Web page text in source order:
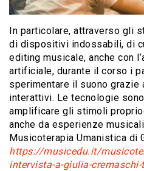
In particolare, attraverso gli
di dispositivi indossabili, di
editing musicale, anche con
artificiale, durante il corso i
sperimentare il suono
interattivi. Le tecnologie
amplificare gli stimoli
anche da esperienze
Musicoterapia Umanistica di
https://musicedu.it/
intervista-a-giulia-